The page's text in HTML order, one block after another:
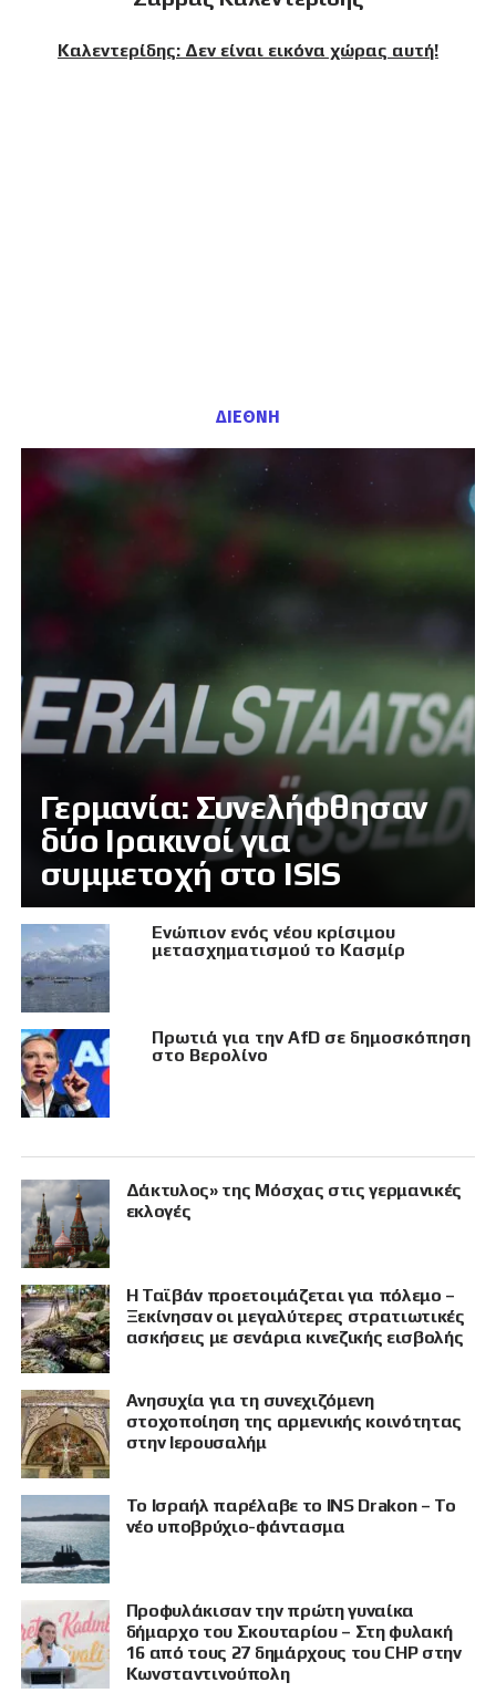
Καλεντερίδης: Δεν είναι εικόνα χώρας αυτή!
ΔΙΕΘΝΗ
Γερμανία: Συνελήφθησαν
δύο Ιρακινοί για
συμμετοχή στο ISIS
Eνώπιον ενός νέου κρίσιμου
μετασχηματισμού το Κασμίρ
Πρωτιά για την AfD σε δημοσκόπηση
στο Βερολίνο
Δάκτυλος» της Μόσχας στις γερμανικές
εκλογές
Η Ταϊβάν προετοιμάζεται για πόλεμο –
Ξεκίνησαν οι μεγαλύτερες στρατιωτικές
ασκήσεις με σενάρια κινεζικής εισβολής
Ανησυχία για τη συνεχιζόμενη
στοχοποίηση της αρμενικής κοινότητας
στην Ιερουσαλήμ
Το Ισραήλ παρέλαβε το INS Drakon – Το
νέο υποβρύχιο-φάντασμα
Προφυλάκισαν την πρώτη γυναίκα
δήμαρχο του Σκουταρίου – Στη φυλακή
16 από τους 27 δημάρχους του CHP στην
Κωνσταντινούπολη